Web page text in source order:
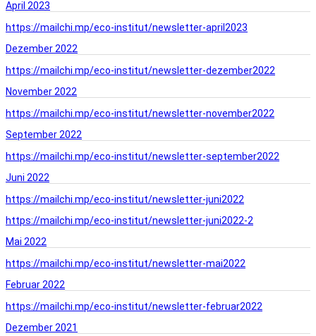
April 2023
https://mailchi.mp/eco-institut/newsletter-april2023
Dezember 2022
https://mailchi.mp/eco-institut/newsletter-dezember2022
November 2022
https://mailchi.mp/eco-institut/newsletter-november2022
September 2022
https://mailchi.mp/eco-institut/newsletter-september2022
Juni 2022
https://mailchi.mp/eco-institut/newsletter-juni2022
https://mailchi.mp/eco-institut/newsletter-juni2022-2
Mai 2022
https://mailchi.mp/eco-institut/newsletter-mai2022
Februar 2022
https://mailchi.mp/eco-institut/newsletter-februar2022
Dezember 2021